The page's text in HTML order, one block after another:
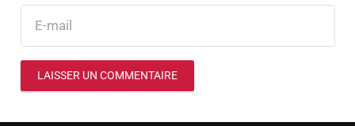
LAISSER UN COMMENTAIRE